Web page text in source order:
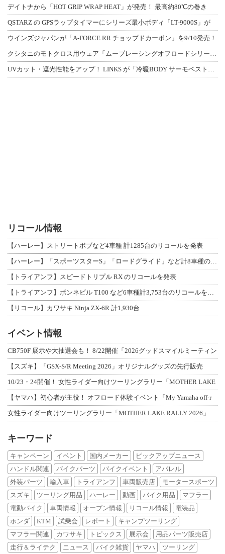
デイトナから「HOT GRIP WRAP HEAT」が発売！ 最高約80℃の巻き
QSTARZ の GPSラップタイマーにシリーズ最小ボディ「LT-9000S」が
ウインズジャパンが「A-FORCE RR チョップドカーボン」を9/10発売！
リコール情報
【ハーレー】ストリートボブなど4車種 計1285台のリコールを発表
【トライアンフ】スピードトリプル RX のリコールを発表
【リコール】カワサキ Ninja ZX-6R 計1,930台
イベント情報
CB750F 展示や大抽選会も！ 8/22開催「2026グッドスマイルミーティン
【スズキ】「GSX-S/R Meeting 2026」オリジナルグッズの先行販売
10/23・24開催！ 女性ライダー向けツーリングラリー「MOTHER LAKE
【ヤマハ】初心者が主役！ オフロード体験イベント「My Yamaha off-r
女性ライダー向けツーリングラリー「MOTHER LAKE RALLY 2026」
キーワード
キャンペーン イベント 国内メーカー
ピックアップニュース
ハンドル関連
バイクパーツ バイクイベント
アパレル
外装パーツ
輸入車 トライアンフ 車両販売店
モータースポーツ
スズキ
ツーリング用品 ハーレー 動画 バイク用品
マフラー
電動バイク
車両情報 オープン情報 リコール情報
電装品
ホンダ
KTM 試乗会 レポート
キャンプツーリング
マフラー関連
カワサキ トピックス 展示会
用品パーツ販売店
走行＆ライテク
ニュース バイク雑貨 ヤマハ ツーリング